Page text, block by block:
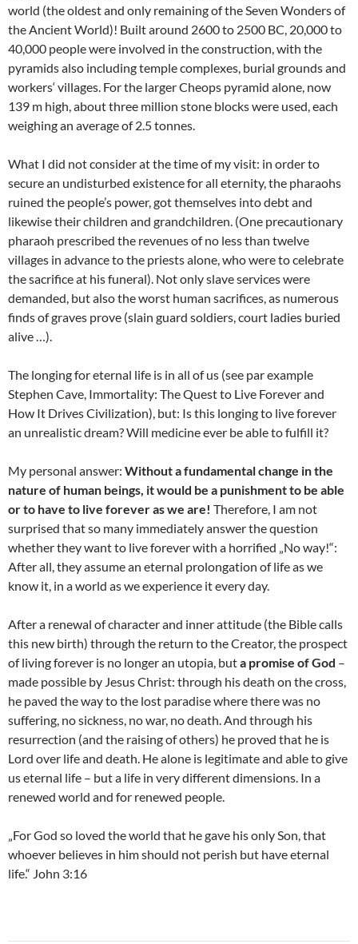
world (the oldest and only remaining of the Seven Wonders of
the Ancient World)! Built around 2600 to 2500 BC, 20,000 to
40,000 people were involved in the construction, with the
pyramids also including temple complexes, burial grounds and
workers‘ villages. For the larger Cheops pyramid alone, now
139 m high, about three million stone blocks were used, each
weighing an average of 2.5 tonnes.
What I did not consider at the time of my visit: in order to
secure an undisturbed existence for all eternity, the pharaohs
ruined the people’s power, got themselves into debt and
likewise their children and grandchildren. (One precautionary
pharaoh prescribed the revenues of no less than twelve
villages in advance to the priests alone, who were to celebrate
the sacrifice at his funeral). Not only slave services were
demanded, but also the worst human sacrifices, as numerous
finds of graves prove (slain guard soldiers, court ladies buried
alive …).
The longing for eternal life is in all of us (see par example
Stephen Cave, Immortality: The Quest to Live Forever and
How It Drives Civilization), but: Is this longing to live forever
an unrealistic dream? Will medicine ever be able to fulfill it?
My personal answer: Without a fundamental change in the
nature of human beings, it would be a punishment to be able
or to have to live forever as we are! Therefore, I am not
surprised that so many immediately answer the question
whether they want to live forever with a horrified „No way!“:
After all, they assume an eternal prolongation of life as we
know it, in a world as we experience it every day.
After a renewal of character and inner attitude (the Bible calls
this new birth) through the return to the Creator, the prospect
of living forever is no longer an utopia, buta promise of God –
made possible by Jesus Christ: through his death on the cross,
he paved the way to the lost paradise where there was no
suffering, no sickness, no war, no death. And through his
resurrection (and the raising of others) he proved that he is
Lord over life and death. He alone is legitimate and able to give
us eternal life – but a life in very different dimensions. In a
renewed world and for renewed people.
„For God so loved the world that he gave his only Son, that
whoever believes in him should not perish but have eternal
life.“ John 3:16